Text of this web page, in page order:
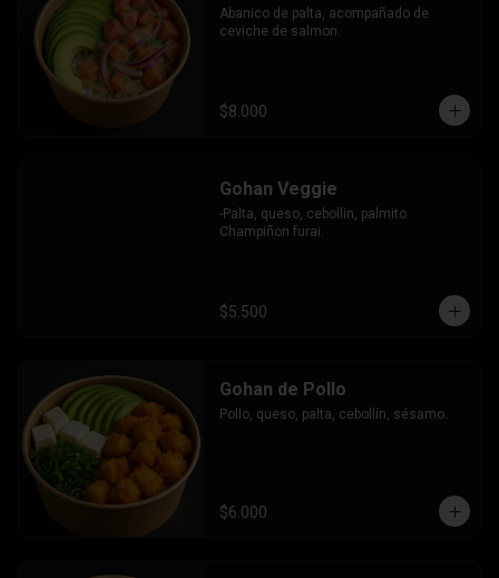
Abanico de palta, acompañado de
ceviche de salmon.
$8.000
Gohan Veggie
-Palta, queso, cebollin, palmito
Champiñon furai.
$5.500
Gohan de Pollo
Pollo, queso, palta, cebollín, sésamo.
$6.000